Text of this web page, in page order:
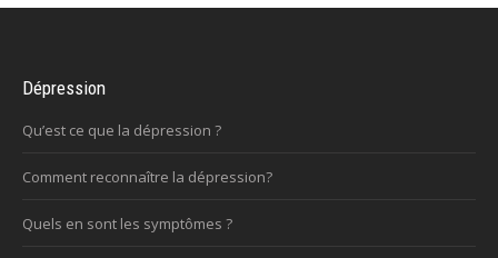
Dépression
Qu’est ce que la dépression ?
Comment reconnaître la dépression?
Quels en sont les symptômes ?